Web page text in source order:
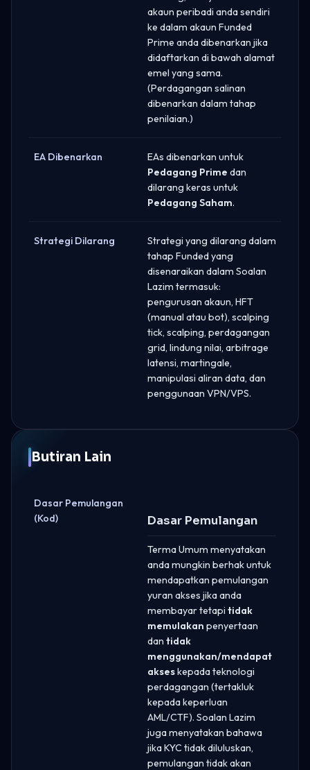
akaun peribadi anda sendiri
ke dalam akaun Funded
Prime anda dibenarkan jika
didaftarkan di bawah alamat
emel yang sama.
(Perdagangan salinan
dibenarkan dalam tahap
penilaian.)
EA Dibenarkan
EAs dibenarkan untuk
Pedagang Prime dan
dilarang keras untuk
Pedagang Saham.
Strategi Dilarang
Strategi yang dilarang dalam
tahap Funded yang
disenaraikan dalam Soalan
Lazim termasuk:
pengurusan akaun, HFT
(manual atau bot), scalping
tick, scalping, perdagangan
grid, lindung nilai, arbitrage
latensi, martingale,
manipulasi aliran data, dan
penggunaan VPN/VPS.
Butiran Lain
Dasar Pemulangan
(Kod)
Dasar Pemulangan
Terma Umum menyatakan
anda mungkin berhak untuk
mendapatkan pemulangan
yuran akses jika anda
membayar tetapi tidak
memulakan penyertaan
dan tidak
menggunakan/mendapat
akseskepada teknologi
perdagangan (tertakluk
kepada keperluan
AML/CTF). Soalan Lazim
juga menyatakan bahawa
jika KYC tidak diluluskan,
pemulangan tidak akan